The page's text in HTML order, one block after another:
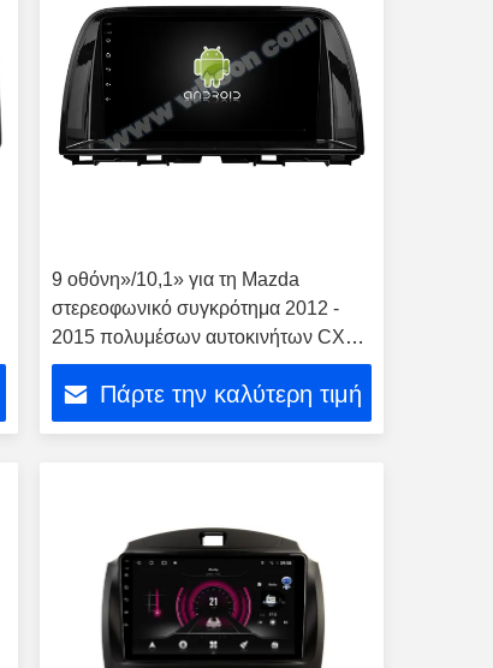
9 οθόνη»/10,1» για τη Mazda
στερεοφωνικό συγκρότημα 2012 -
2015 πολυμέσων αυτοκινήτων CX5
CX-5 CX 5
Πάρτε την καλύτερη τιμή